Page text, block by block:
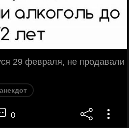
29 февраля, не продавали
0